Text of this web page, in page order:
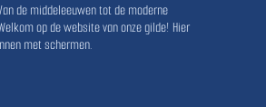
de middeleeuwen tot de moderne
op de website van onze gilde! Hier
met schermen.